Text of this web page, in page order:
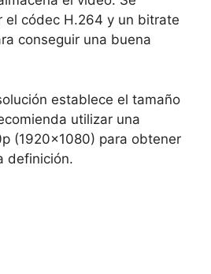
el códec H.264 y un bitrate
conseguir una buena
establece el tamaño
utilizar una
(1920×1080) para obtener
definición.